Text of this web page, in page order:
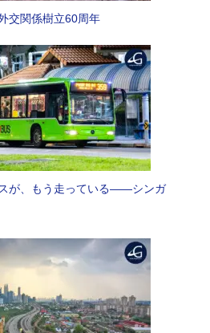
交関係樹立60周年
が、もう走っている――シンガ